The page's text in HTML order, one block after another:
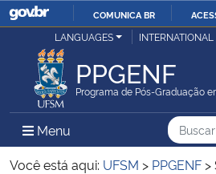
IR
COMUNICA BR
Ministério da Justiça e Segurança Pública
Ministério da Defesa
Ministério das Relações Exteriores
LANGUAGES INTERNATIONAL
PPGENF
Programa de Pós-Graduação
Menu Menu Principal do Sítio
Busca
Busca:
Você está aqui: UFSM > PPGENF >